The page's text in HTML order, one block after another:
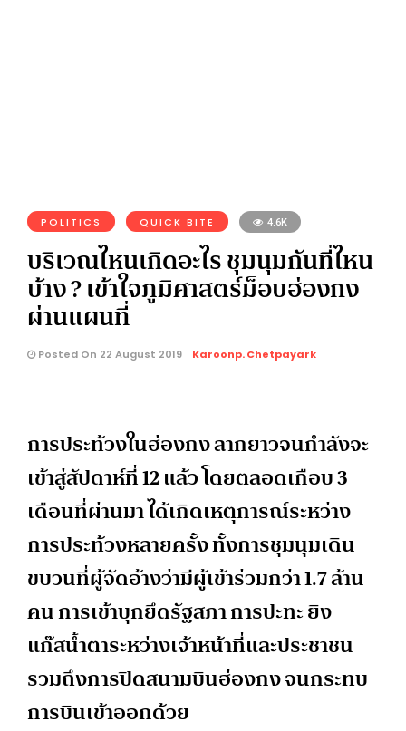
POLITICS QUICK BITE 4.6K
บริเวณไหนเกิดอะไร ชุมนุมกันที่ไหน
บ้าง ? เข้าใจภูมิศาสตร์ม็อบฮ่องกง
ผ่านแผนที่
Posted On 22 August 2019 Karoonp. Chetpayark
การประท้วงในฮ่องกง ลากยาวจนกำลังจะ
เข้าสู่สัปดาห์ที่ 12 แล้ว โดยตลอดเกือบ 3
เดือนที่ผ่านมา ได้เกิดเหตุการณ์ระหว่าง
การประท้วงหลายครั้ง ทั้งการชุมนุมเดิน
ขบวนที่ผู้จัดอ้างว่ามีผู้เข้าร่วมกว่า 1.7 ล้าน
คน การเข้าบุกยึดรัฐสภา การปะทะ ยิง
แก๊สน้ำตาระหว่างเจ้าหน้าที่และประชาชน
รวมถึงการปิดสนามบินฮ่องกง จนกระทบ
การบินเข้าออกด้วย